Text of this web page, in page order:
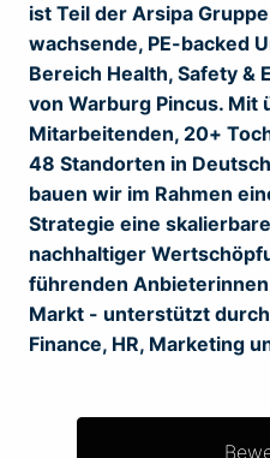
ist Teil der Arsipa
wachsende, PE-backed
Bereich Health, Safety
von Warburg Pincus. Mit
Mitarbeitenden, 20+
48 Standorten in
bauen wir im Rahmen
Strategie eine
nachhaltiger
führenden
Markt - unterstützt
Finance, HR, Marketing